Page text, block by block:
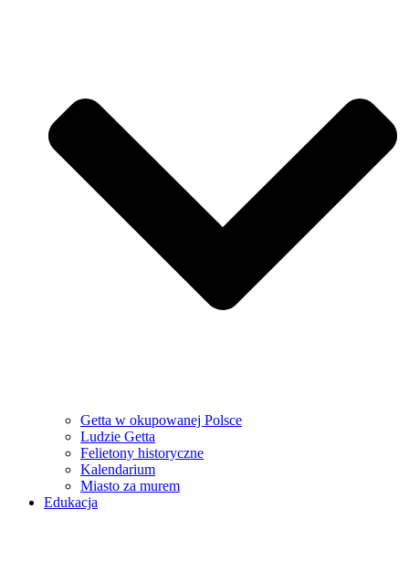
Getta w okupowanej Polsce
Ludzie Getta
Felietony historyczne
Kalendarium
Miasto za murem
Edukacja